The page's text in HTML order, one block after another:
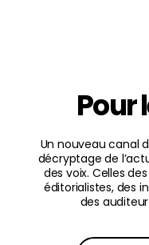
Pour
Un nouveau canal
décryptage de
des voix. Celles
éditorialistes, des
des